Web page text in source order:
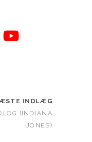
INDLÆG
(INDIANA
JONES)